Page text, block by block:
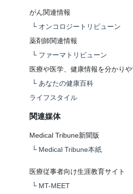
がん関連情報
└ オンコロジートリビューン
薬剤師関連情報
└ ファーマトリビューン
医療や医学、健康情報を分かり
└ あなたの健康百科
ライフスタイル
関連媒体
Medical Tribune新聞版
└ Medical Tribune本紙
医療従事者向け生涯教育サイト
└ MT-MEET